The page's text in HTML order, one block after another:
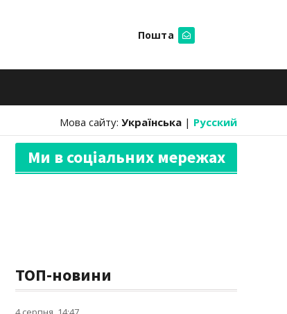
Пошта
Мова сайту: Українська | Русский
Ми в соціальних мережах
ТОП-новини